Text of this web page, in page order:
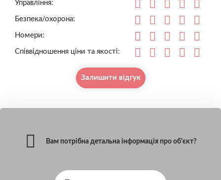
Управління:
Безпека/охорона:
Номери:
Співвідношення ціни та якості:
Залишити відгук
Вам потрібна детальна інформація про об'єкт?